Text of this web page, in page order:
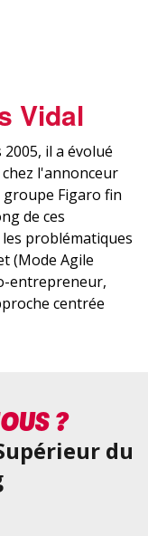
Vidal
il a évolué
l'annonceur
Figaro fin
de ces
problématiques
(Mode Agile
entrepreneur,
centrée
?
du